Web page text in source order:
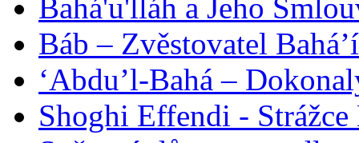
Bahá'u'lláh a Jeho
Báb – Zvěstovatel
‘Abdu’l-Bahá –
Shoghi Effendi -